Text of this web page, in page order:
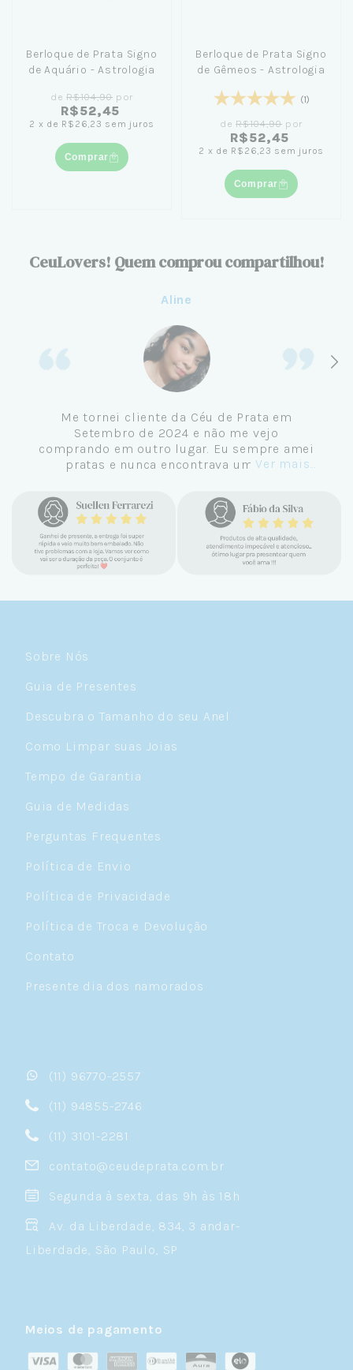
Berloque de Prata Signo
de Aquário - Astrologia
deR$104,90 por
R$52,45
2 x de R$26,23 sem juros
Comprar
Berloque de Prata Signo
de Gêmeos - Astrologia
(1)
deR$104,90 por
R$52,45
2 x de R$26,23 sem juros
Comprar
CeuLovers! Quem comprou compartilhou!
Aline
Me tornei cliente da Céu de Prata em
Setembro de 2024 e não me vejo
comprando em outro lugar. Eu sempre amei
pratas e nunca encontrava uma loja
encontrar a Céu. Atendimento
personalizado, verdadeiras jóias prata 925,
mimos e brindes incríveis. Virei cliente fiel
e amo demais as pratas que são lindas, tem
um brilho incrível e preço super justo. Fora
Ver mais...
Sobre Nós
Guia de Presentes
Descubra o Tamanho do seu Anel
Como Limpar suas Joias
Tempo de Garantia
Guia de Medidas
Perguntas Frequentes
Política de Envio
Política de Privacidade
Política de Troca e Devolução
Contato
Presente dia dos namorados
(11) 96770-2557
(11) 94855-2746
(11) 3101-2281
contato@ceudeprata.com.br
Segunda à sexta, das 9h às 18h
Av. da Liberdade, 834, 3 andar-
Liberdade, São Paulo, SP
Meios de pagamento